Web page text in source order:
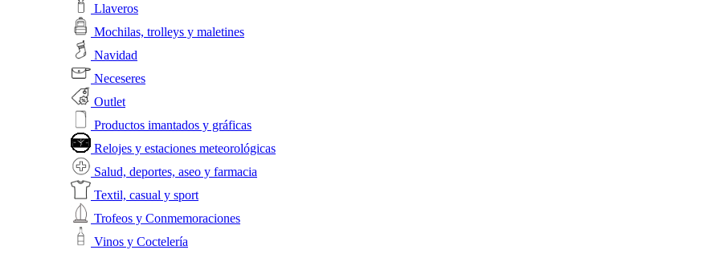
Llaveros
Mochilas, trolleys y maletines
Navidad
Neceseres
Outlet
Productos imantados y gráficas
Relojes y estaciones meteorológicas
Salud, deportes, aseo y farmacia
Textil, casual y sport
Trofeos y Conmemoraciones
Vinos y Coctelería